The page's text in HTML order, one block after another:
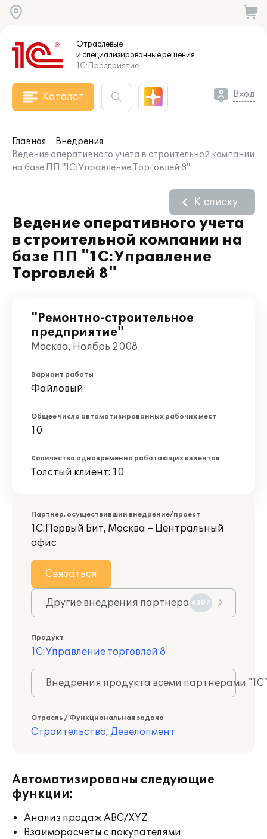
Отраслевые
и специализированныерешения
1С:Предприятие
Каталог Вход
Главная
Внедрения
Ведение оперативного учета в строительной компании
на базе ПП "1С:Управление Торговлей 8"
Ведение оперативного учета
в строительной компании на
базе ПП "1С:Управление
Торговлей 8"
К списку
"Ремонтно-строительное
предприятие"
Москва, Ноябрь 2008
Вариант работы
Файловый
Общее число автоматизированных рабочих мест
10
Количество одновременно работающих клиентов
Толстый клиент: 10
Партнер, осуществивший внедрение/проект
1С:Первый Бит, Москва – Центральный
офис
Связаться
Другие внедрения партнера 6307
Продукт
1С:Управление торговлей 8
Внедрения продукта всеми партнерами
Отрасль / Функциональная задача
Строительство, Девелопмент
Автоматизированы следующие
функции:
Анализ продаж ABC/XYZ
Взаиморасчеты с покупателями